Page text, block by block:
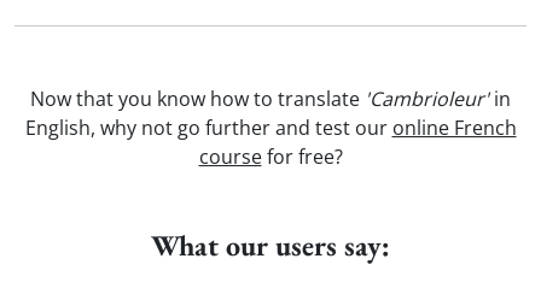
Now that you know how to translate 'Cambrioleur'in
English, why not go further and test our online French
coursefor free?
What our users say: